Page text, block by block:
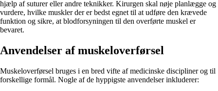
hjælp af suturer eller andre teknikker. Kirurgen skal nøje planlægge og
vurdere, hvilke muskler der er bedst egnet til at udføre den krævede
funktion og sikre, at blodforsyningen til den overførte muskel er
bevaret.
Anvendelser af muskeloverførsel
Muskeloverførsel bruges i en bred vifte af medicinske discipliner og til
forskellige formål. Nogle af de hyppigste anvendelser inkluderer: